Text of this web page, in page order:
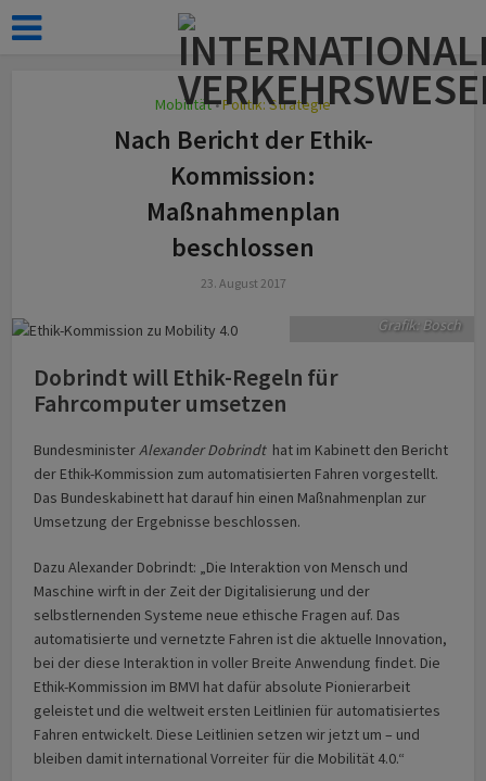
Mobilität • Politik: Strategie
Nach Bericht der Ethik-
Kommission:
Maßnahmenplan
beschlossen
23. August 2017
Grafik: Bosch
Dobrindt will Ethik-Regeln für
Fahrcomputer umsetzen
Bundesminister Alexander Dobrindthat im Kabinett den Bericht
der Ethik-Kommission zum automatisierten Fahren vorgestellt.
Das Bundeskabinett hat darauf hin einen Maßnahmenplan zur
Umsetzung der Ergebnisse beschlossen.
Dazu Alexander Dobrindt: „Die Interaktion von Mensch und
Maschine wirft in der Zeit der Digitalisierung und der
selbstlernenden Systeme neue ethische Fragen auf. Das
automatisierte und vernetzte Fahren ist die aktuelle Innovation,
bei der diese Interaktion in voller Breite Anwendung findet. Die
Ethik-Kommission im BMVI hat dafür absolute Pionierarbeit
geleistet und die weltweit ersten Leitlinien für automatisiertes
Fahren entwickelt. Diese Leitlinien setzen wir jetzt um – und
bleiben damit international Vorreiter für die Mobilität 4.0.“